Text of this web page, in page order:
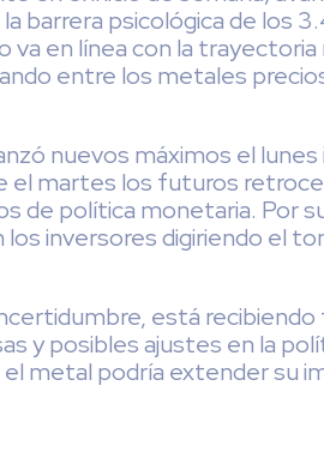
barrera psicológica de los
en línea con la trayectoria
entre los metales
nuevos máximos el
el martes los futuros
de política monetaria. Por
inversores digiriendo el
está recibiendo
y posibles ajustes en la
metal podría extender su